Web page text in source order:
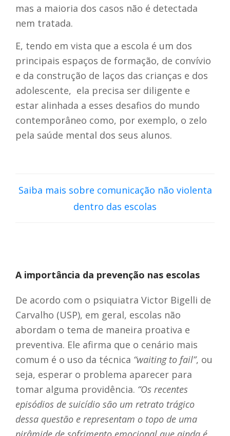
mas a maioria dos casos não é detectada
nem tratada.
E, tendo em vista que a escola é um dos
principais espaços de formação, de convívio
e da construção de laços das crianças e dos
adolescente, ela precisa ser diligente e
estar alinhada a esses desafios do mundo
contemporâneo como, por exemplo, o zelo
pela saúde mental dos seus alunos.
Saiba mais sobre comunicação não violenta
dentro das escolas
A importância da prevenção nas escolas
De acordo com o psiquiatra Victor Bigelli de
Carvalho (USP), em geral, escolas não
abordam o tema de maneira proativa e
preventiva. Ele afirma que o cenário mais
comum é o uso da técnica “waiting to fail”, ou
seja, esperar o problema aparecer para
tomar alguma providência. “Os recentes
episódios de suicídio são um retrato trágico
dessa questão e representam o topo de uma